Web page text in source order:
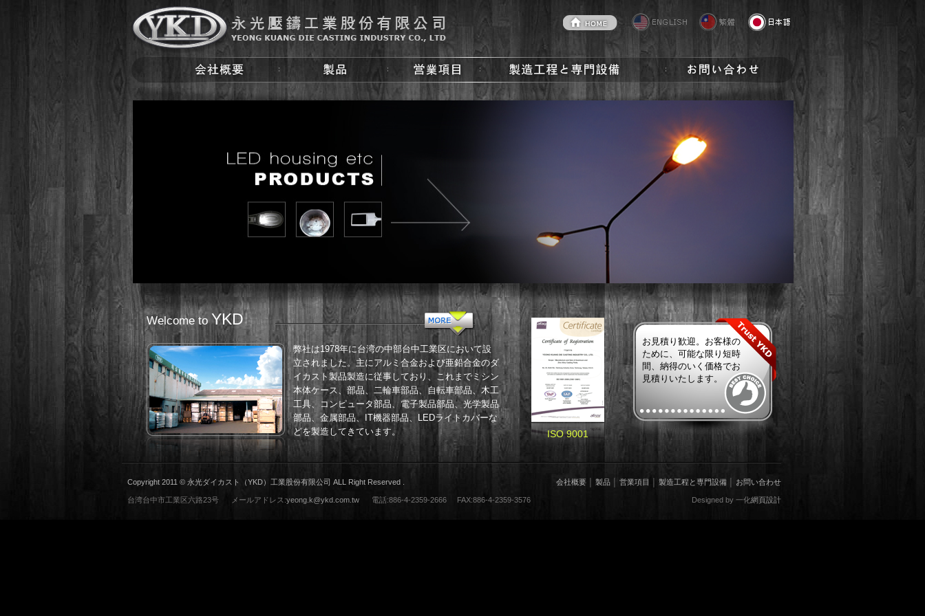
Welcome toYKD
弊社は1978年に台湾の中部台中工業区において設
立されました。主にアルミ合金および亜鉛合金のダ
イカスト製品製造に従事しており、これまでミシン
本体ケース、部品、二輪車部品、自転車部品、木工
工具、コンピュータ部品、電子製品部品、光学製品
部品、金属部品、IT機器部品、LEDライトカバーな
どを製造してきています。
ISO 9001
お見積り歓迎。お客様の
ために、可能な限り短時
間、納得のいく価格でお
見積りいたします。
会社概要 製品 営業項目 製造工程と専門設備 お問い合わせ
Copyright 2011 © 永光ダイカスト（YKD）工業股份有限公司 ALL Right Reserved .
Designed by 一化網頁設計
台湾台中市工業区六路23号 メールアドレス:yeong.k@ykd.com.tw 電話:886-4-2359-2666 FAX:886-4-2359-3576